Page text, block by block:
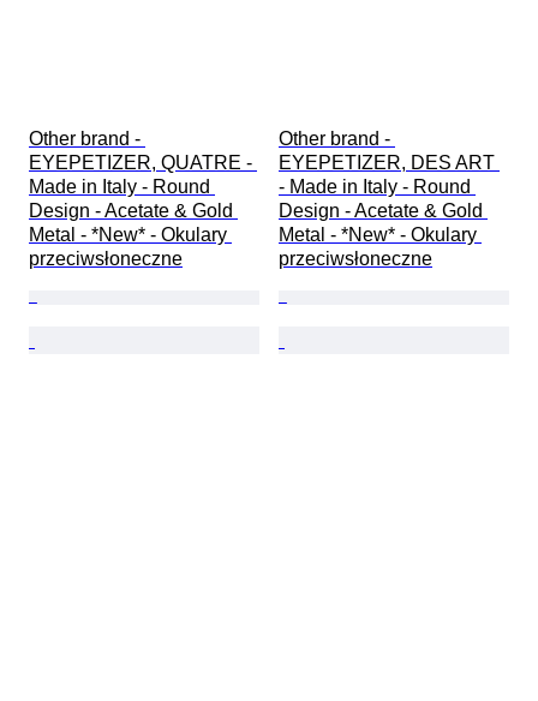
Other brand -
EYEPETIZER, QUATRE -
Made in Italy - Round
Design - Acetate & Gold
Metal - *New* - Okulary
przeciwsłoneczne
Other brand -
EYEPETIZER, DES ART
- Made in Italy - Round
Design - Acetate & Gold
Metal - *New* - Okulary
przeciwsłoneczne